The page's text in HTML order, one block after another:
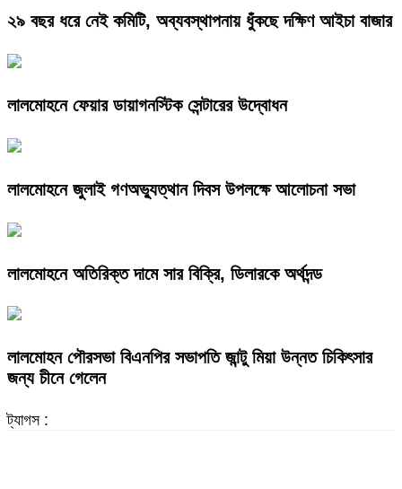
২৯ বছর ধরে নেই কমিটি, অব্যবস্থাপনায় ধুঁকছে দক্ষিণ আইচা বাজার
লালমোহনে ফেয়ার ডায়াগনস্টিক সেন্টারের উদ্বোধন
লালমোহনে জুলাই গণঅভ্যুত্থান দিবস উপলক্ষে আলোচনা সভা
লালমোহনে অতিরিক্ত দামে সার বিক্রি, ডিলারকে অর্থদন্ড
লালমোহন পৌরসভা বিএনপির সভাপতি জান্টু মিয়া উন্নত চিকিৎসার
জন্য চীনে গেলেন
ট্যাগস :